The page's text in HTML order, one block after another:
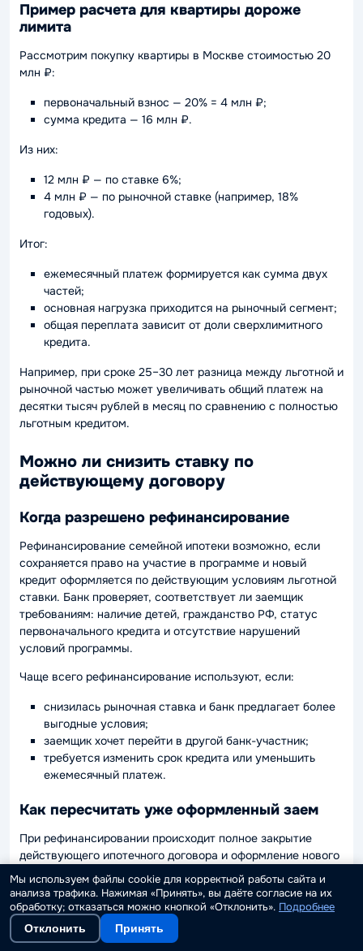
Пример расчета для квартиры дороже
лимита
Рассмотрим покупку квартиры в Москве стоимостью 20
млн ₽:
первоначальный взнос — 20% = 4 млн ₽;
сумма кредита — 16 млн ₽.
Из них:
12 млн ₽ — по ставке 6%;
4 млн ₽ — по рыночной ставке (например, 18%
годовых).
Итог:
ежемесячный платеж формируется как сумма двух
частей;
основная нагрузка приходится на рыночный сегмент;
общая переплата зависит от доли сверхлимитного
кредита.
Например, при сроке 25–30 лет разница между льготной и
рыночной частью может увеличивать общий платеж на
десятки тысяч рублей в месяц по сравнению с полностью
льготным кредитом.
Можно ли снизить ставку по
действующему договору
Когда разрешено рефинансирование
Рефинансирование семейной ипотеки возможно, если
сохраняется право на участие в программе и новый
кредит оформляется по действующим условиям льготной
ставки. Банк проверяет, соответствует ли заемщик
требованиям: наличие детей, гражданство РФ, статус
первоначального кредита и отсутствие нарушений
условий программы.
Чаще всего рефинансирование используют, если:
снизилась рыночная ставка и банк предлагает более
выгодные условия;
заемщик хочет перейти в другой банк-участник;
требуется изменить срок кредита или уменьшить
ежемесячный платеж.
Как пересчитать уже оформленный заем
При рефинансировании происходит полное закрытие
действующего ипотечного договора и оформление нового
кредита. Новый банк пересчитывает:
остаток основного долга;
срок кредита;
процентную ставку (в пределах льготной программы
Мы используем файлы cookie для корректной работы сайта и
анализа трафика. Нажимая «Принять», вы даёте согласие на их
обработку; отказаться можно кнопкой «Отклонить». Подробнее
Отклонить Принять